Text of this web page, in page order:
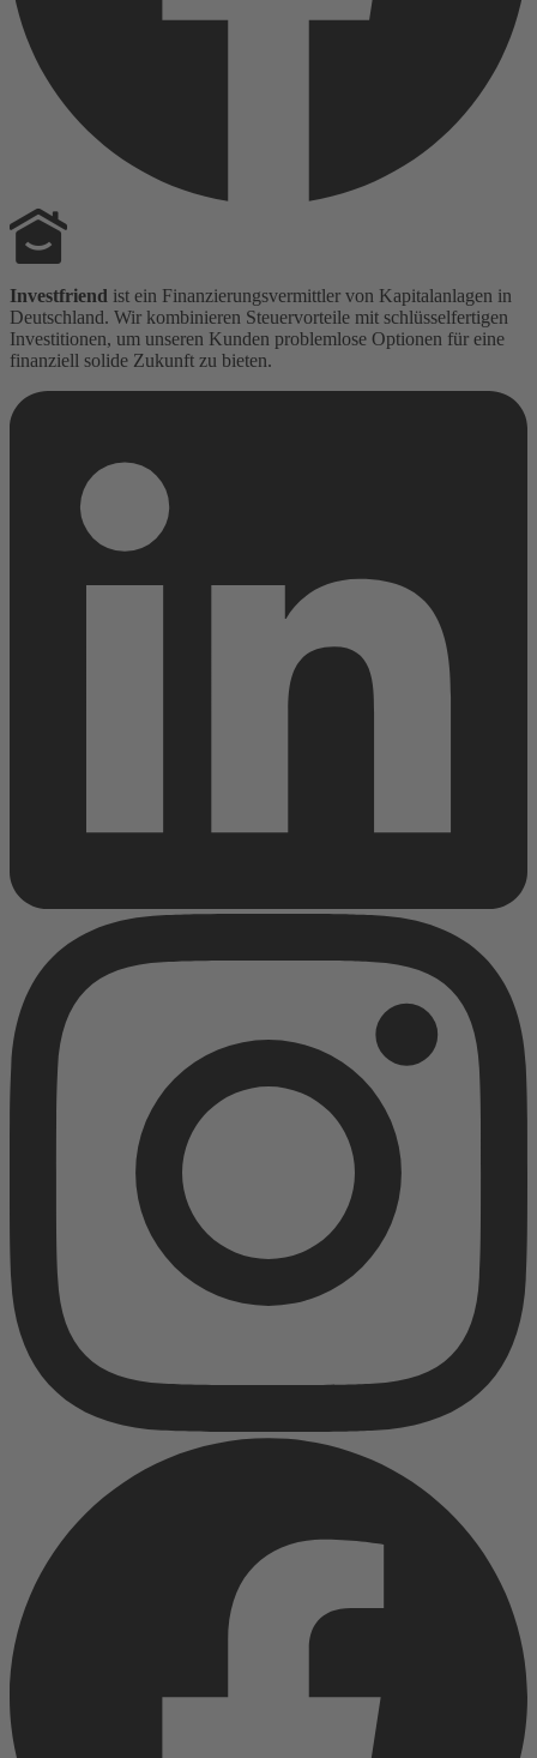
Investfriend ist ein Finanzierungsvermittler von Kapitalanlagen in
Deutschland. Wir kombinieren Steuervorteile mit schlüsselfertigen
Investitionen, um unseren Kunden problemlose Optionen für eine
finanziell solide Zukunft zu bieten.